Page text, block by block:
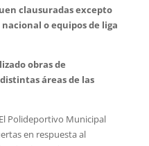
clausuradas excepto
o equipos de liga
obras de
áreas de las
El Polideportivo Municipal
en respuesta al